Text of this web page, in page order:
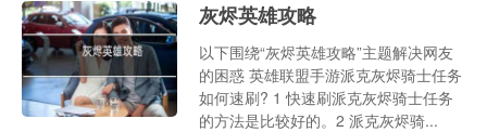
灰烬英雄攻略
以下围绕“灰烬英雄攻略”主题解决网友
的困惑 英雄联盟手游派克灰烬骑士任务
如何速刷? 1 快速刷派克灰烬骑士任务
的方法是比较好的。2 派克灰烬骑...